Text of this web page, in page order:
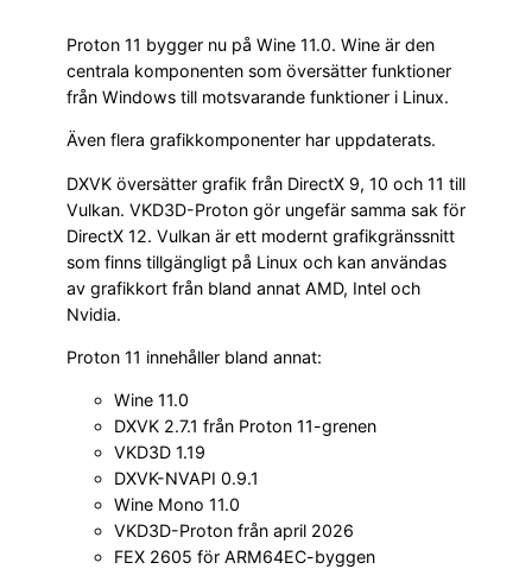
Proton 11 bygger nu på Wine 11.0. Wine är den
centrala komponenten som översätter funktioner
från Windows till motsvarande funktioner i Linux.
Även flera grafikkomponenter har uppdaterats.
DXVK översätter grafik från DirectX 9, 10 och 11 till
Vulkan. VKD3D-Proton gör ungefär samma sak för
DirectX 12. Vulkan är ett modernt grafikgränssnitt
som finns tillgängligt på Linux och kan användas
av grafikkort från bland annat AMD, Intel och
Nvidia.
Proton 11 innehåller bland annat:
Wine 11.0
DXVK 2.7.1 från Proton 11-grenen
VKD3D 1.19
DXVK-NVAPI 0.9.1
Wine Mono 11.0
VKD3D-Proton från april 2026
FEX 2605 för ARM64EC-byggen